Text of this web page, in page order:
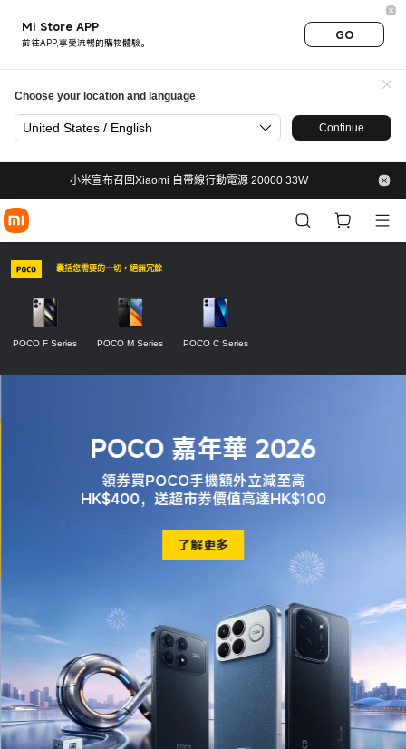
Mi Store APP
前往APP,享受流暢的購物體驗。
GO
Choose your location and language
United States / English Continue
小米宣布召回Xiaomi 自帶線行動電源 20000 33W
Xiaomi POCO, POCO Store
囊括您需要的一切，絕無冗餘
POCO F Series POCO M Series POCO C Series
POCO 嘉年華 2026
領券買POCO手機額外立減至高
HK$400，送超市券價值高達HK$100
了解更多